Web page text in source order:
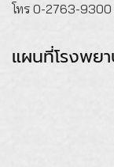
โทร 0-2763-9300
แผนที่โรงพย